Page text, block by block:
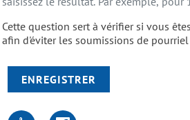
Cette question sert à vérifier si vous
afin d'éviter les soumissions de
ENREGISTRER